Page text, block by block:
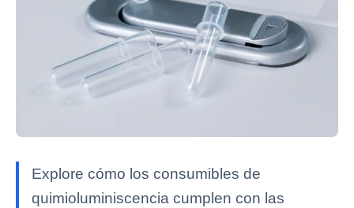
Explore cómo los consumibles de
quimioluminiscencia cumplen con las